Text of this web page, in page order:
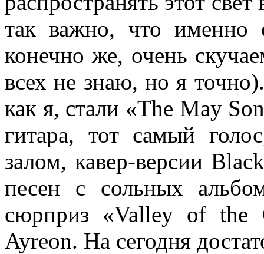
так важно, что именно
конечно же, очень
всех не знаю, но я
как я, стали «The May
гитара, тот самый
залом, кавер-версии
песен с сольных
сюрприз «Valley of the
Ayreon. На сегодня